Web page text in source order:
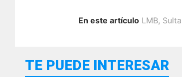
En este artículo LMB,
TE PUEDE INTERESAR